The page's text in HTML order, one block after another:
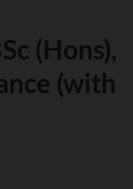
(Hons),
(with